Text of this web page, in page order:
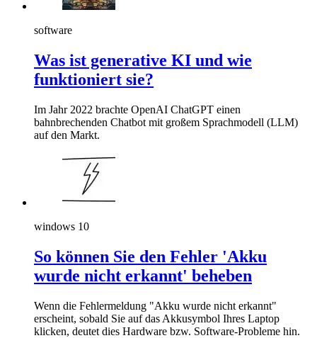
software
Was ist generative KI und wie
funktioniert sie?
Im Jahr 2022 brachte OpenAI ChatGPT einen
bahnbrechenden Chatbot mit großem Sprachmodell (LLM)
auf den Markt.
windows 10
So können Sie den Fehler 'Akku
wurde nicht erkannt' beheben
Wenn die Fehlermeldung "Akku wurde nicht erkannt"
erscheint, sobald Sie auf das Akkusymbol Ihres Laptop
klicken, deutet dies Hardware bzw. Software-Probleme hin.